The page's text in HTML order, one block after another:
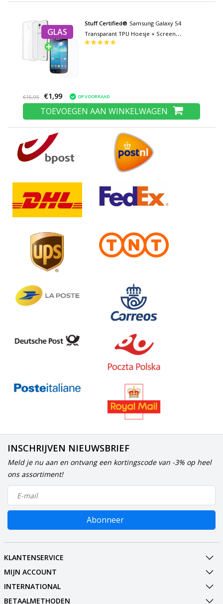
GLAS
Stuff Certified® Samsung Galaxy S4
Transparant TPU Hoesje + Screen
Protector Tempered Glass
€15,95 €1,99 OP VOORRAAD
TOEVOEGEN AAN WINKELWAGEN
INSCHRIJVEN NIEUWSBRIEF
Meld je nu aan en ontvang een kortingscode van -3% op heel
ons assortiment!
Abonneer
KLANTENSERVICE
MIJN ACCOUNT
INTERNATIONAL
BETAALMETHODEN